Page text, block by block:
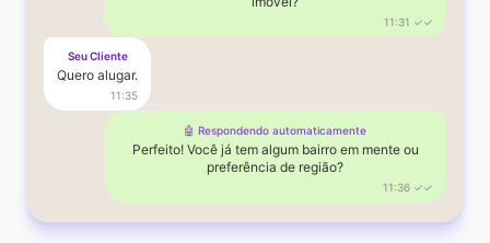
11:31 ✓✓
Seu Cliente
Quero alugar.
11:35
🤖 Respondendo automaticamente
Perfeito! Você já tem algum bairro em mente ou
preferência de região?
11:36 ✓✓